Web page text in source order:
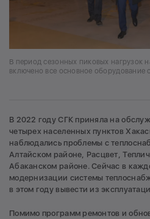
В период сезонных пиковых нагрузок
включено все основное оборудование
В 2022 году СГК приняла на
четырех населенных пунктов
наблюдались проблемы с
Алтайском районе, Расцвет,
Абаканском районе. Сейчас в
модернизации системы
в этом году вывести из
Помимо программ ремонтов и